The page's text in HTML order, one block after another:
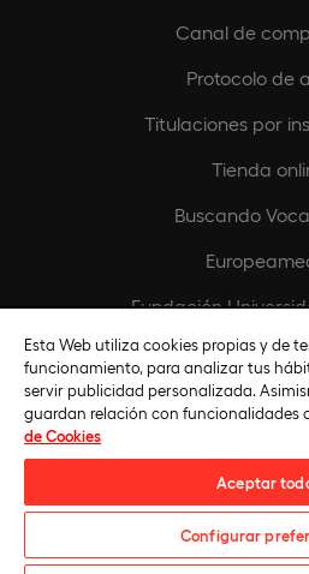
Canal de
Protocolo de
Titulaciones por
Tienda
Buscando
Fundación
Únete al
Universidad Europea © 2026. Todos
Esta Web utiliza cookies propias y de
funcionamiento, para analizar tus
servir publicidad personalizada.
guardan relación con funcionalidades
de Cookies
Aceptar
Configurar